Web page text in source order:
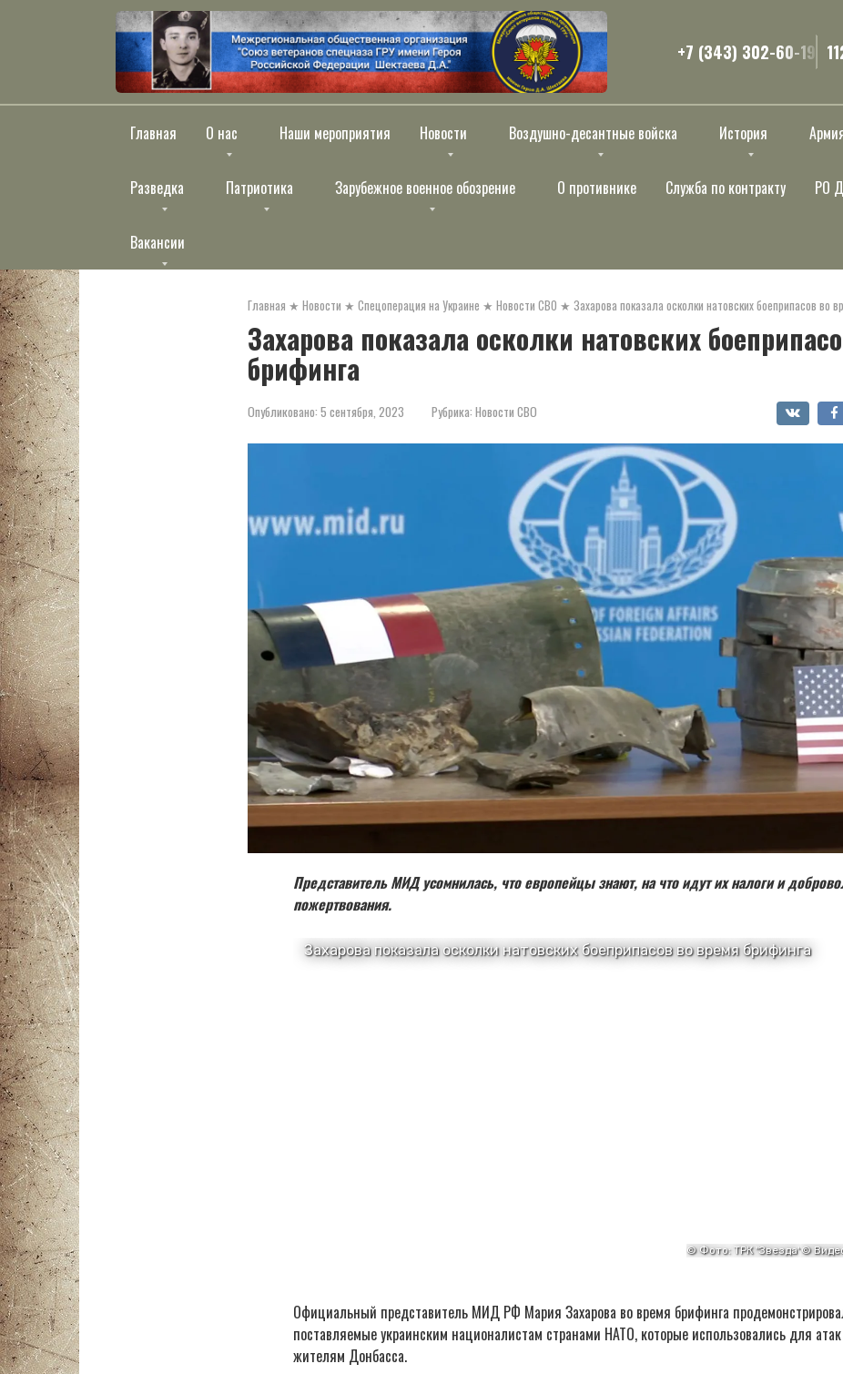
+7 (343) 302-60-19
Главная О нас Наши мероприятия Новости Воздушно-десантные войска История
Разведка Патриотика Зарубежное военное обозрение О противнике Служба по контракту РО
Вакансии
Главная ★ Новости ★ Спецоперация на Украине ★ Новости СВО ★ Захарова показала осколки натовских боеприпасов во
Захарова показала осколки натовских
брифинга
Опубликовано: 5 сентября, 2023 Рубрика: Новости СВО
Представитель МИД усомнилась, что европейцы знают, на что идут их налоги и
пожертвования.
Официальный представитель МИД РФ Мария Захарова во время брифинга
поставляемые украинским националистам странами НАТО, которые использовались для
жителям Донбасса.